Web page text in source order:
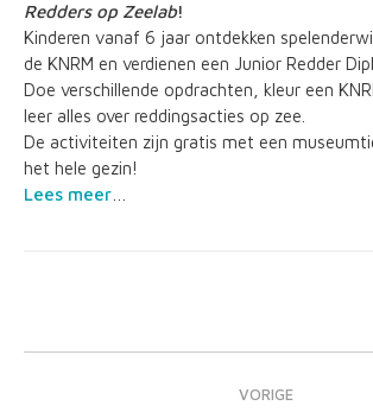
Redders op Zeelab!
Kinderen vanaf 6 jaar ontdekken
de KNRM en verdienen een Junior Redder
Doe verschillende opdrachten, kleur een
leer alles over reddingsacties op zee.
De activiteiten zijn gratis met een
het hele gezin!
Lees meer
Bericht
VORIGE